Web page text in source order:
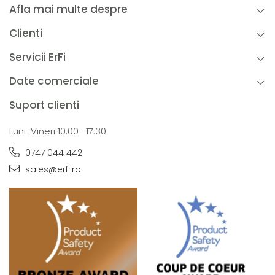
Afla mai multe despre
Clienti
Servicii ErFi
Date comerciale
Suport clienti
Luni-Vineri 10:00 -17:30
0747 044 442
sales@erfi.ro